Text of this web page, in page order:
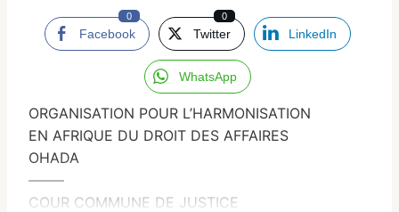
Facebook
0
Twitter
0
LinkedIn
WhatsApp
ORGANISATION POUR L’HARMONISATION
EN AFRIQUE DU DROIT DES AFFAIRES
OHADA
——–
COUR COMMUNE DE JUSTICE